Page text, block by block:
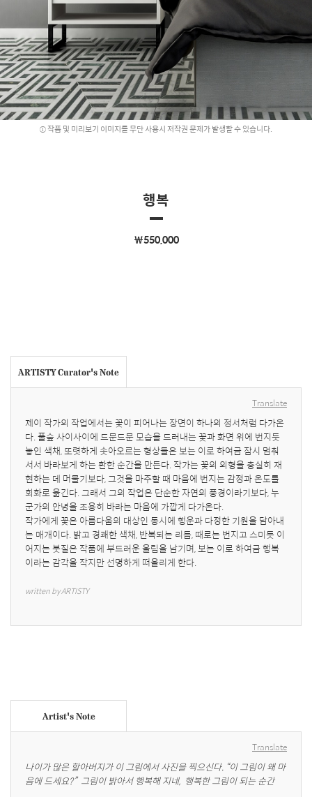
작품 및 미리보기 이미지를 무단 사용시 저작권 문제가 발생할 수 있습니다.
행복
￦550,000
ARTISTY Curator's Note
Translate
제이 작가의 작업에서는 꽃이 피어나는 장면이 하나의 정서처럼 다가온
다. 풀숲 사이사이에 드문드문 모습을 드러내는 꽃과 화면 위에 번지듯
놓인 색채, 또렷하게 솟아오르는 형상들은 보는 이로 하여금 잠시 멈춰
서서 바라보게 하는 환한 순간을 만든다. 작가는 꽃의 외형을 충실히 재
현하는 데 머물기보다, 그것을 마주할 때 마음에 번지는 감정과 온도를
회화로 옮긴다. 그래서 그의 작업은 단순한 자연의 풍경이라기보다, 누
군가의 안녕을 조용히 바라는 마음에 가깝게 다가온다.
작가에게 꽃은 아름다움의 대상인 동시에 행운과 다정한 기원을 담아내
는 매개이다. 밝고 경쾌한 색채, 반복되는 리듬, 때로는 번지고 스미듯 이
어지는 붓질은 작품에 부드러운 울림을 남기며, 보는 이로 하여금 행복
이라는 감각을 작지만 선명하게 떠올리게 한다.
written by ARTISTY
Artist's Note
Translate
나이가 많은 할아버지가 이 그림에서 사진을 찍으신다. “이 그림이 왜 마
음에 드세요?”  그림이 밝아서 행복해 지네,  행복한 그림이 되는 순간